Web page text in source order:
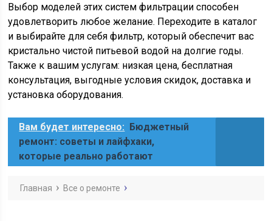
Выбор моделей этих систем фильтрации способен
удовлетворить любое желание. Переходите в каталог
и выбирайте для себя фильтр, который обеспечит вас
кристально чистой питьевой водой на долгие годы.
Также к вашим услугам: низкая цена, бесплатная
консультация, выгодные условия скидок, доставка и
установка оборудования.
Вам будет интересно: Бюджетный
ремонт: советы и лайфхаки,
которые реально работают
Главная Все о ремонте